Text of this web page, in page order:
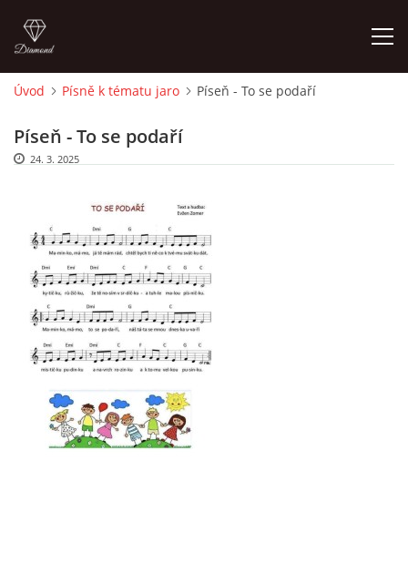
O MĚ
DĚJINY VÝTVARNÉHO UMĚNÍ
NOVINKY ZE ŠKOLSTVÍ 2025
ROČNÍ PLÁN - INSPIRACE /DLE NOVÉHO RVP PV 2025
VZDĚLÁVACÍ BLOK ZÁŘÍ
Úvod Písně k tématu jaro Píseň - To se podaří
Píseň - To se podaří
24. 3. 2025